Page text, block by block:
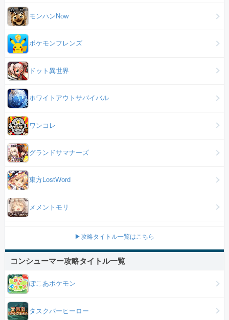
モンハンNow
ポケモンフレンズ
ドット異世界
ホワイトアウトサバイバル
ワンコレ
グランドサマナーズ
東方LostWord
メメントモリ
▶攻略タイトル一覧はこちら
コンシューマー攻略タイトル一覧
ぽこあポケモン
タスクバーヒーロー